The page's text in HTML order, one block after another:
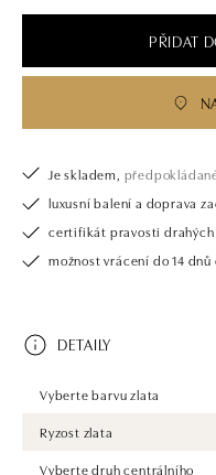
PŘIDAT
Je skladem,
luxusní balení a doprava
certifikát pravosti drahých
možnost vrácení do 14
DETAILY
Vyberte barvu zlata
Ryzost zlata
Vyberte druh centrálního